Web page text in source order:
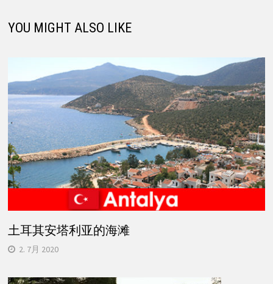
YOU MIGHT ALSO LIKE
土耳其安塔利亚的海滩
2. 7月 2020